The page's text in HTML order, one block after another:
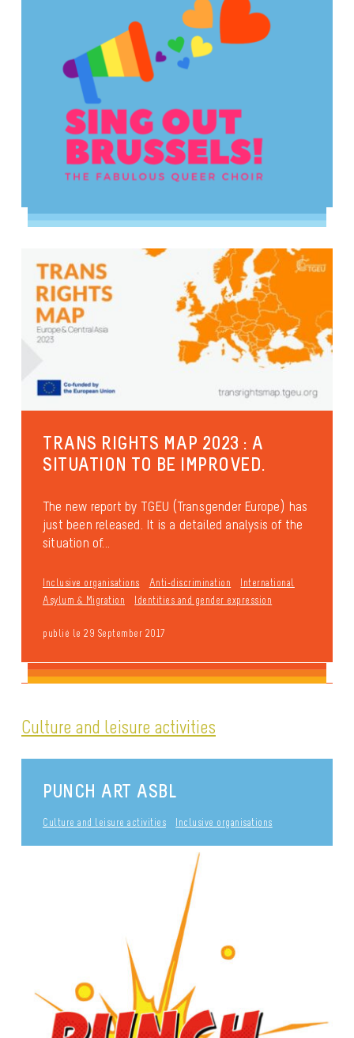
TRANS RIGHTS MAP 2023 : A
SITUATION TO BE IMPROVED.
The new report by TGEU (Transgender Europe) has
just been released. It is a detailed analysis of the
situation of...
Inclusive organisations Anti-discrimination
International
Asylum & Migration
Identities and gender expression
publié le 29 September 2017
Culture and leisure activities
PUNCH ART ASBL
Culture and leisure activities Inclusive organisations